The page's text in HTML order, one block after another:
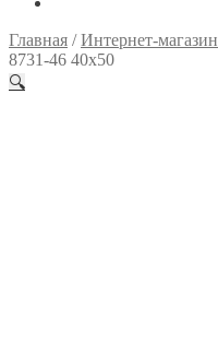
Главная /Интернет-магазин
8731-46 40х50
🔍